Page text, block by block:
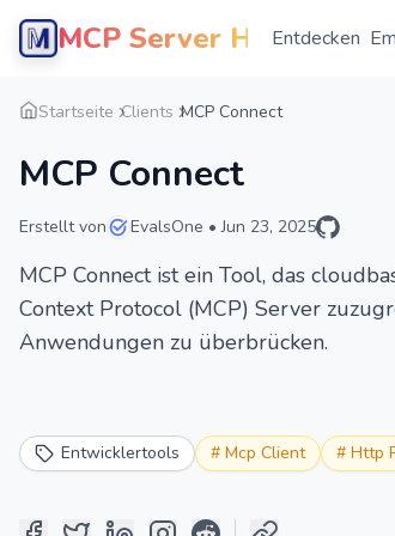
MCP Server HubEntdecken
Startseite Clients MCP Connect
MCP Connect
Erstellt von EvalsOne • Jun 23, 2025
MCP Connect ist ein Tool, das
Context Protocol (MCP) Server
Anwendungen zu überbrücken.
Entwicklertools # Mcp Client # Http